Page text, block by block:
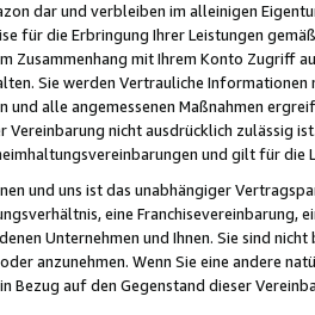
dar und verbleiben im alleinigen
für die Erbringung Ihrer Leistungen
Zusammenhang mit Ihrem Konto
Sie werden Vertrauliche
und alle angemessenen Maßnahmen
Vereinbarung nicht ausdrücklich zulässig
und gilt für die
und uns ist das unabhängiger
eine Franchisevereinbarung,
Unternehmen und Ihnen. Sie sind
anzunehmen. Wenn Sie eine andere
Bezug auf den Gegenstand dieser